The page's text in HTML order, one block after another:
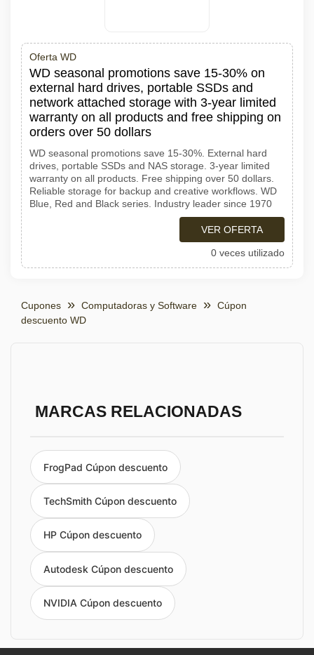
Oferta WD
WD seasonal promotions save 15-30% on
external hard drives, portable SSDs and
network attached storage with 3-year limited
warranty on all products and free shipping on
orders over 50 dollars
WD seasonal promotions save 15-30%. External hard
drives, portable SSDs and NAS storage. 3-year limited
warranty on all products. Free shipping over 50 dollars.
Reliable storage for backup and creative workflows. WD
Blue, Red and Black series. Industry leader since 1970
VER OFERTA
0 veces utilizado
Cupones Computadoras y Software
Cúpon
descuento WD
MARCAS RELACIONADAS
FrogPad Cúpon descuento
TechSmith Cúpon descuento
HP Cúpon descuento
Autodesk Cúpon descuento
NVIDIA Cúpon descuento